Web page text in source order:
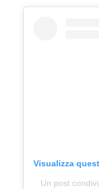
Visualizza
Un post